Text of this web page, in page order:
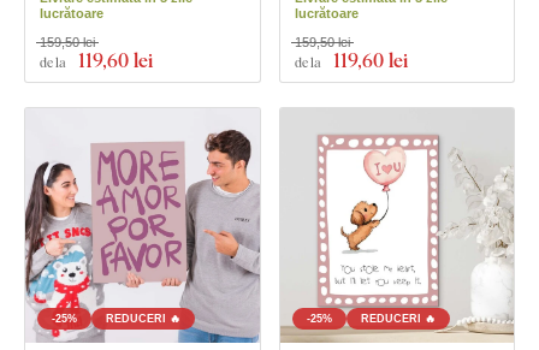
lucrătoare
de la 119,60 lei
159,50 lei
lucrătoare
de la 119,60 lei
159,50 lei
-25% REDUCERI 🔥 -25% REDUCERI 🔥